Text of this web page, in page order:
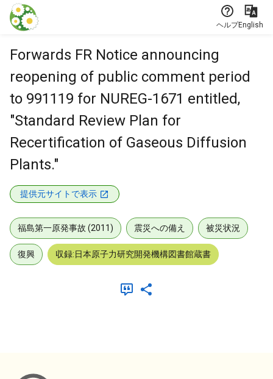
本文に飛ぶ
ヘルプEnglish
Forwards FR Notice announcing
reopening of public comment period
to 991119 for NUREG-1671 entitled,
"Standard Review Plan for
Recertification of Gaseous Diffusion
Plants."
提供元サイトで表示
福島第一原発事故 (2011) 震災への備え 被災状況
復興 収録:日本原子力研究開発機構図書館蔵書